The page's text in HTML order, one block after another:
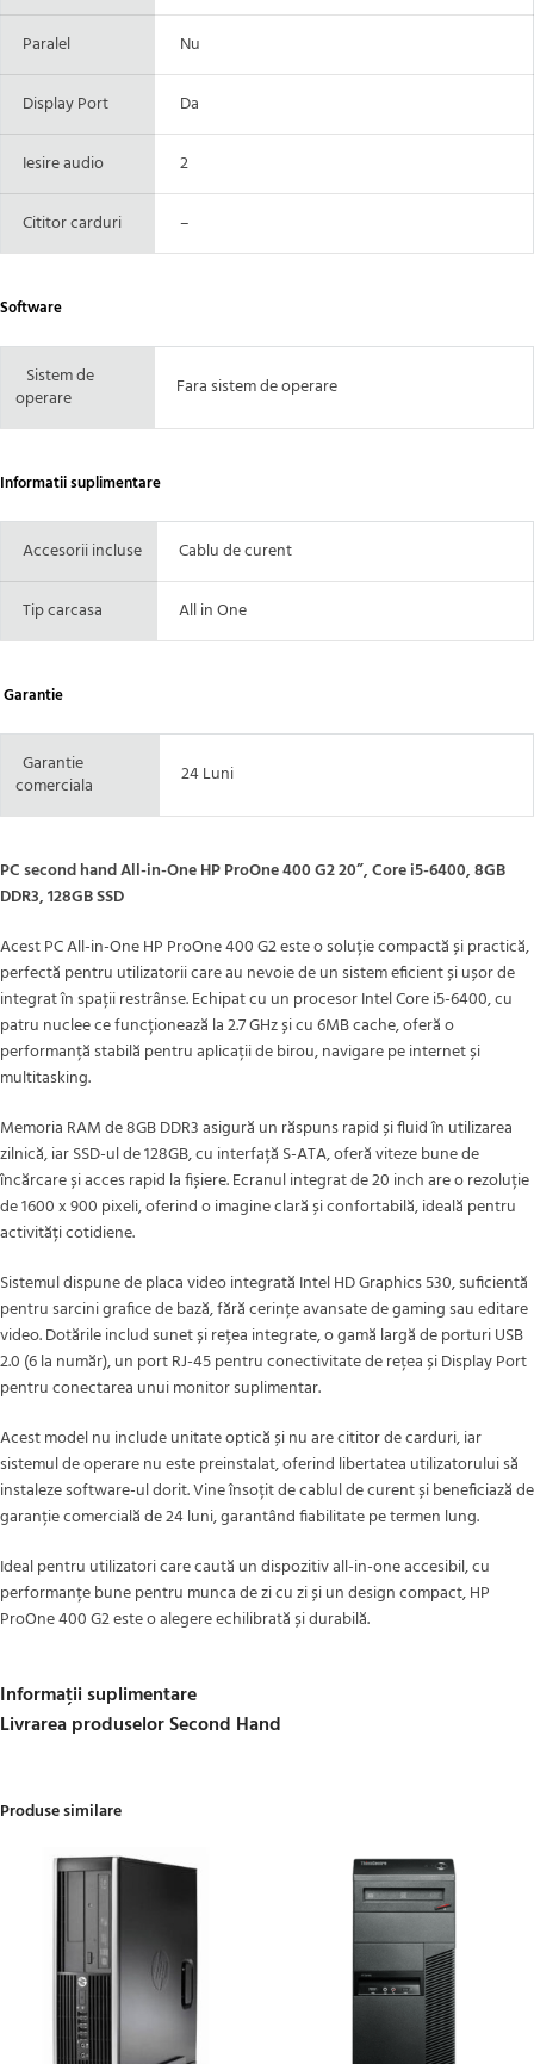
Paralel Nu
Display Port Da
Iesire audio 2
Cititor carduri –
Software
Sistem de
operare
Fara sistem de operare
Informatii suplimentare
Accesorii incluse Cablu de curent
Tip carcasa All in One
Garantie
Garantie
comerciala
24 Luni
PC second hand All-in-One HP ProOne 400 G2 20”, Core i5-6400, 8GB
DDR3, 128GB SSD
Acest PC All-in-One HP ProOne 400 G2 este o soluție compactă și practică,
perfectă pentru utilizatorii care au nevoie de un sistem eficient și ușor de
integrat în spații restrânse. Echipat cu un procesor Intel Core i5-6400, cu
patru nuclee ce funcționează la 2.7 GHz și cu 6MB cache, oferă o
performanță stabilă pentru aplicații de birou, navigare pe internet și
multitasking.
Memoria RAM de 8GB DDR3 asigură un răspuns rapid și fluid în utilizarea
zilnică, iar SSD-ul de 128GB, cu interfață S-ATA, oferă viteze bune de
încărcare și acces rapid la fișiere. Ecranul integrat de 20 inch are o rezoluție
de 1600 x 900 pixeli, oferind o imagine clară și confortabilă, ideală pentru
activități cotidiene.
Sistemul dispune de placa video integrată Intel HD Graphics 530, suficientă
pentru sarcini grafice de bază, fără cerințe avansate de gaming sau editare
video. Dotările includ sunet și rețea integrate, o gamă largă de porturi USB
2.0 (6 la număr), un port RJ-45 pentru conectivitate de rețea și Display Port
pentru conectarea unui monitor suplimentar.
Acest model nu include unitate optică și nu are cititor de carduri, iar
sistemul de operare nu este preinstalat, oferind libertatea utilizatorului să
instaleze software-ul dorit. Vine însoțit de cablul de curent și beneficiază de
garanție comercială de 24 luni, garantând fiabilitate pe termen lung.
Ideal pentru utilizatori care caută un dispozitiv all-in-one accesibil, cu
performanțe bune pentru munca de zi cu zi și un design compact, HP
ProOne 400 G2 este o alegere echilibrată și durabilă.
Informații suplimentare
Livrarea produselor Second Hand
Produse similare